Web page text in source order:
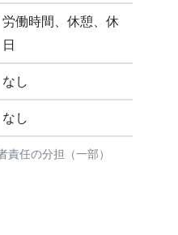
労働時間、休憩、休
日
なし
なし
責任の分担（一部）